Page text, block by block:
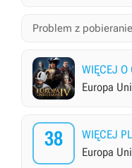
Problem z
WIĘCEJ O
Europa
38
WIĘCEJ
Europa